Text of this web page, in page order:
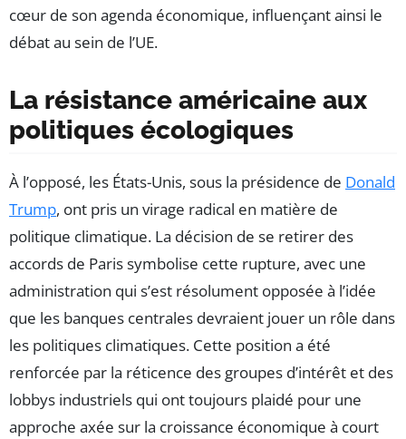
cœur de son agenda économique, influençant ainsi le
débat au sein de l’UE.
La résistance américaine aux
politiques écologiques
À l’opposé, les États-Unis, sous la présidence de Donald
Trump, ont pris un virage radical en matière de
politique climatique. La décision de se retirer des
accords de Paris symbolise cette rupture, avec une
administration qui s’est résolument opposée à l’idée
que les banques centrales devraient jouer un rôle dans
les politiques climatiques. Cette position a été
renforcée par la réticence des groupes d’intérêt et des
lobbys industriels qui ont toujours plaidé pour une
approche axée sur la croissance économique à court